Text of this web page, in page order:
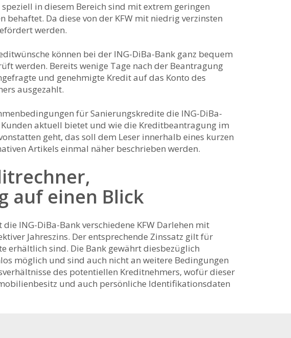
speziell in diesem Bereich sind mit extrem geringen
behaftet. Da diese von der KFW mit niedrig verzinsten
werden.
können bei der ING-DiBa-Bank ganz bequem
werden. Bereits wenige Tage nach der Beantragung
und genehmigte Kredit auf das Konto des
ausgezahlt.
für Sanierungskredite die ING-DiBa-
aktuell bietet und wie die Kreditbeantragung im
geht, das soll dem Leser innerhalb eines kurzen
Artikels einmal näher beschrieben werden.
auf einen Blick
ING-DiBa-Bank verschiedene KFW Darlehen mit
Jahreszins. Der entsprechende Zinssatz gilt für
erhältlich sind. Die Bank gewährt diesbezüglich
möglich und sind auch nicht an weitere Bedingungen
des potentiellen Kreditnehmers, wofür dieser
und auch persönliche Identifikationsdaten